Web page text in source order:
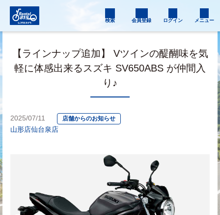
検索 会員登録 ログイン メニュー
【ラインナップ追加】 Vツインの醍醐味を気
軽に体感出来るスズキ SV650ABS が仲間入
り♪
2025/07/11 店舗からのお知らせ
山形店仙台泉店